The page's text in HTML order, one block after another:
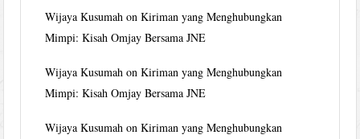
Wijaya Kusumah onKiriman yang Menghubungkan
Mimpi: Kisah Omjay Bersama JNE
Wijaya Kusumah onKiriman yang Menghubungkan
Mimpi: Kisah Omjay Bersama JNE
Wijaya Kusumah onKiriman yang Menghubungkan